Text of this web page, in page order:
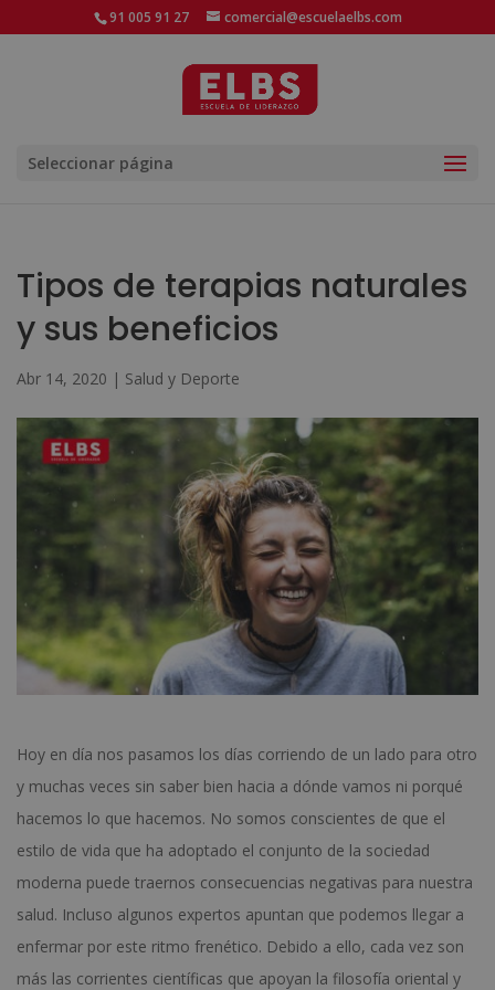
91 005 91 27 comercial@escuelaelbs.com
Seleccionar página
Tipos de terapias naturales
y sus beneficios
Abr 14, 2020 | Salud y Deporte
Hoy en día nos pasamos los días corriendo de un lado para otro
y muchas veces sin saber bien hacia a dónde vamos ni porqué
hacemos lo que hacemos. No somos conscientes de que el
estilo de vida que ha adoptado el conjunto de la sociedad
moderna puede traernos consecuencias negativas para nuestra
salud. Incluso algunos expertos apuntan que podemos llegar a
enfermar por este ritmo frenético. Debido a ello, cada vez son
más las corrientes científicas que apoyan la filosofía oriental y